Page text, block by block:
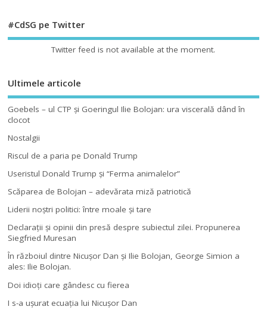
#CdSG pe Twitter
Twitter feed is not available at the moment.
Ultimele articole
Goebels – ul CTP şi Goeringul Ilie Bolojan: ura viscerală dând în
clocot
Nostalgii
Riscul de a paria pe Donald Trump
Useristul Donald Trump şi “Ferma animalelor”
Scăparea de Bolojan – adevărata miză patriotică
Liderii noştri politici: între moale şi tare
Declaraţii şi opinii din presă despre subiectul zilei. Propunerea
Siegfried Muresan
În războiul dintre Nicuşor Dan şi Ilie Bolojan, George Simion a
ales: Ilie Bolojan.
Doi idioţi care gândesc cu fierea
I s-a uşurat ecuaţia lui Nicuşor Dan